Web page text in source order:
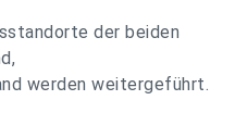
der beiden
werden weitergeführt.